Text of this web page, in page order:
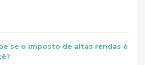
se o imposto de altas rendas é